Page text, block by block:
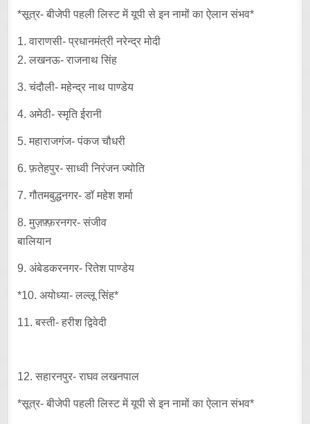
*सूत्र- बीजेपी पहली लिस्ट में यूपी से इन नामों का ऐलान संभव*
1. वाराणसी- प्रधानमंत्री नरेन्द्र मोदी
2. लखनऊ- राजनाथ सिंह
3. चंदौली- महेन्द्र नाथ पाण्डेय
4. अमेठी- स्मृति ईरानी
5. महाराजगंज- पंकज चौधरी
6. फ़तेहपुर- साध्वी निरंजन ज्योति
7. गौतमबुद्धनगर- डॉ महेश शर्मा
8. मुज़फ़्फ़रनगर- संजीव
बालियान
9. अंबेडकरनगर- रितेश पाण्डेय
*10. अयोध्या- लल्लू सिंह*
11. बस्ती- हरीश द्विवेदी
12. सहारनपुर- राघव लखनपाल
*सूत्र- बीजेपी पहली लिस्ट में यूपी से इन नामों का ऐलान संभव*